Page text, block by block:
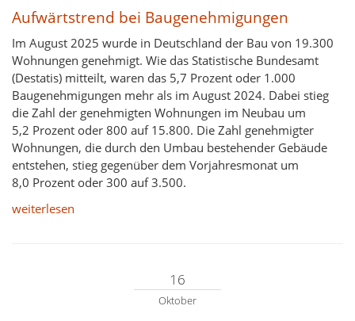
Aufwärtstrend bei Baugenehmigungen
Im August 2025 wurde in Deutschland der Bau von 19.300
Wohnungen genehmigt. Wie das Statistische Bundesamt
(Destatis) mitteilt, waren das 5,7 Prozent oder 1.000
Baugenehmigungen mehr als im August 2024. Dabei stieg
die Zahl der genehmigten Wohnungen im Neubau um
5,2 Prozent oder 800 auf 15.800. Die Zahl genehmigter
Wohnungen, die durch den Umbau bestehender Gebäude
entstehen, stieg gegenüber dem Vorjahresmonat um
8,0 Prozent oder 300 auf 3.500.
weiterlesen
16
Oktober